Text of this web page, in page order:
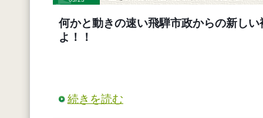
何かと動きの速い飛騨市政からの新し
よ！！
続きを読む